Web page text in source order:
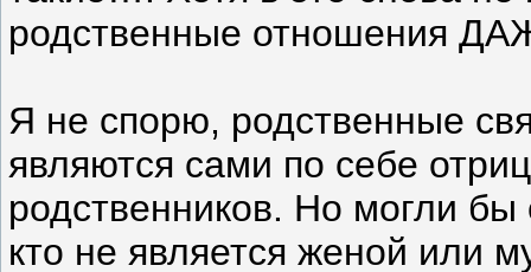
родственные отношения
Я не спорю, родственные
являются сами по себе
родственников. Но могли
кто не является женой или